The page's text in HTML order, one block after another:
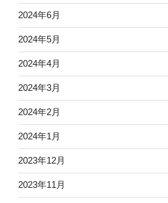
2024年6月
2024年5月
2024年4月
2024年3月
2024年2月
2024年1月
2023年12月
2023年11月